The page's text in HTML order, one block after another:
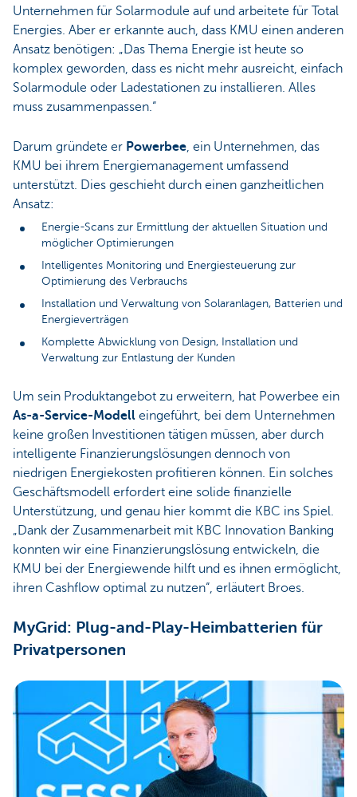
Unternehmen für Solarmodule auf und arbeitete für Total
Energies. Aber er erkannte auch, dass KMU einen anderen
Ansatz benötigen: „Das Thema Energie ist heute so
komplex geworden, dass es nicht mehr ausreicht, einfach
Solarmodule oder Ladestationen zu installieren. Alles
muss zusammenpassen.“
Darum gründete er Powerbee, ein Unternehmen, das
KMU bei ihrem Energiemanagement umfassend
unterstützt. Dies geschieht durch einen ganzheitlichen
Ansatz:
Energie-Scans zur Ermittlung der aktuellen Situation und
möglicher Optimierungen
Intelligentes Monitoring und Energiesteuerung zur
Optimierung des Verbrauchs
Installation und Verwaltung von Solaranlagen, Batterien und
Energieverträgen
Komplette Abwicklung von Design, Installation und
Verwaltung zur Entlastung der Kunden
Um sein Produktangebot zu erweitern, hat Powerbee ein
As-a-Service-Modell eingeführt, bei dem Unternehmen
keine großen Investitionen tätigen müssen, aber durch
intelligente Finanzierungslösungen dennoch von
niedrigen Energiekosten profitieren können. Ein solches
Geschäftsmodell erfordert eine solide finanzielle
Unterstützung, und genau hier kommt die KBC ins Spiel.
„Dank der Zusammenarbeit mit KBC Innovation Banking
konnten wir eine Finanzierungslösung entwickeln, die
KMU bei der Energiewende hilft und es ihnen ermöglicht,
ihren Cashflow optimal zu nutzen“, erläutert Broes.
MyGrid: Plug-and-Play-Heimbatterien für
Privatpersonen